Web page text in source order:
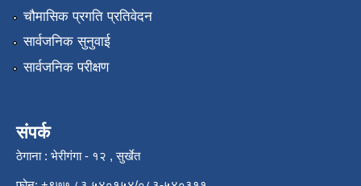
चौमासिक प्रगति प्रतिवेदन
सार्वजनिक सुनुवाई
सार्वजनिक परीक्षण
संपर्क
ठेगाना : भेरीगंगा - १२ , सुर्खेत